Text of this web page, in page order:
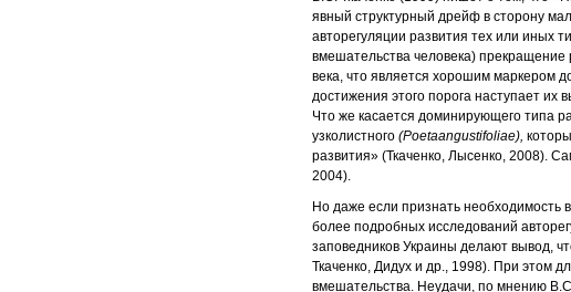
явный структурный дрейф в сторону
авторегуляции развития тех или иных
вмешательства человека) прекращение
века, что является хорошим маркером
достижения этого порога наступает
Что же касается доминирующего типа
узколистного(Роеtаangustifoliae),
развития» (Ткаченко, Лысенко, 2008).
2004).
Но даже если признать необходимость
более подробных исследований
заповедников Украины делают вывод,
Ткаченко, Дидух и др., 1998). При этом
вмешательства. Неудачи, по мнению